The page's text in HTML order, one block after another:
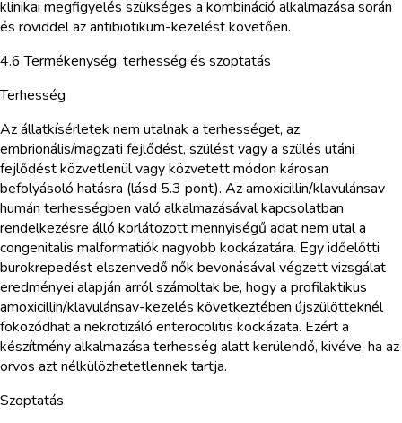
klinikai megfigyelés szükséges a kombináció alkalmazása során
és röviddel az antibiotikum-kezelést követően.
4.6 Termékenység, terhesség és szoptatás
Terhesség
Az állatkísérletek nem utalnak a terhességet, az
embrionális/magzati fejlődést, szülést vagy a szülés utáni
fejlődést közvetlenül vagy közvetett módon károsan
befolyásoló hatásra (lásd 5.3 pont). Az amoxicillin/klavulánsav
humán terhességben való alkalmazásával kapcsolatban
rendelkezésre álló korlátozott mennyiségű adat nem utal a
congenitalis malformatiók nagyobb kockázatára. Egy időelőtti
burokrepedést elszenvedő nők bevonásával végzett vizsgálat
eredményei alapján arról számoltak be, hogy a profilaktikus
amoxicillin/klavulánsav-kezelés következtében újszülötteknél
fokozódhat a nekrotizáló enterocolitis kockázata. Ezért a
készítmény alkalmazása terhesség alatt kerülendő, kivéve, ha az
orvos azt nélkülözhetetlennek tartja.
Szoptatás